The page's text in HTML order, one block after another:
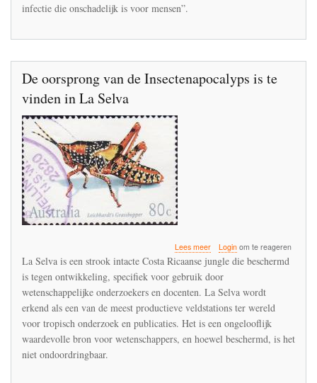
Duitsland
infectie die onschadelijk is voor mensen”.
De oorsprong van de Insectenapocalyps is te
vinden in La Selva
Lees meerover
oorsprong
van
de
Insectenapocalyps
te
vinden
Loginom te reageren
La Selva is een strook intacte Costa Ricaanse jungle die beschermd
is tegen ontwikkeling, specifiek voor gebruik door
wetenschappelijke onderzoekers en docenten. La Selva wordt
erkend als een van de meest productieve veldstations ter wereld
voor tropisch onderzoek en publicaties. Het is een ongelooflijk
waardevolle bron voor wetenschappers, en hoewel beschermd, is het
niet ondoordringbaar.